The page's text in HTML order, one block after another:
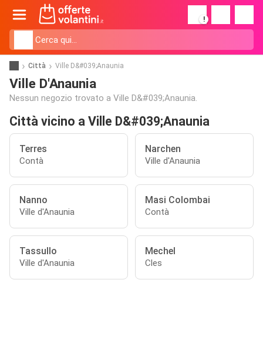
!
Città Ville D&#039;Anaunia
Ville D'Anaunia
Nessun negozio trovato a Ville D&#039;Anaunia.
Città vicino a Ville D&#039;Anaunia
Terres
Contà
Narchen
Ville d'Anaunia
Nanno
Ville d'Anaunia
Masi Colombai
Contà
Tassullo
Ville d'Anaunia
Mechel
Cles